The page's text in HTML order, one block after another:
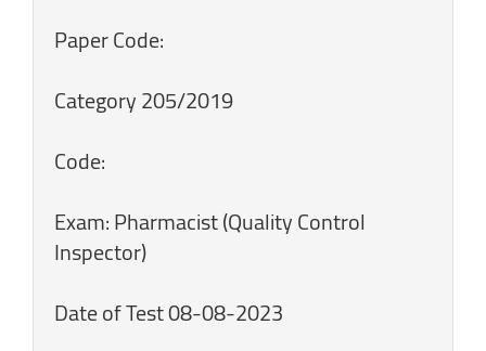
Paper Code:
Category 205/2019
Code:
Exam: Pharmacist (Quality Control
Inspector)
Date of Test 08-08-2023